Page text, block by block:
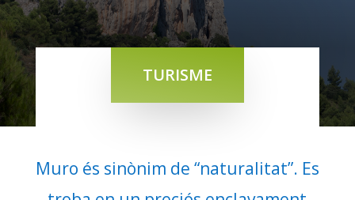
TURISME
Muro és sinònim de “naturalitat”. Es